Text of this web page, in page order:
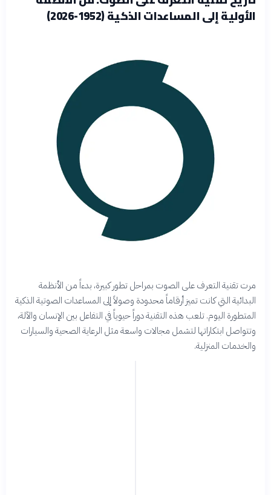
الأولية إلى المساعدات الذكية (1952-2026)
مرت تقنية التعرف على الصوت بمراحل تطور كبيرة، بدءاً من الأنظمة
البدائية التي كانت تميز أرقاماً محدودة وصولاً إلى المساعدات الصوتية الذكية
المتطورة اليوم. تلعب هذه التقنية دوراً حيوياً في التفاعل بين الإنسان والآلة،
وتتواصل ابتكاراتها لتشمل مجالات واسعة مثل الرعاية الصحية والسيارات
والخدمات المنزلية.